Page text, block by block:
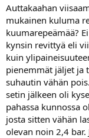
u
n
a
l
o
t
t
a
j
a
i
v
ä
Auttakaahan
mukainen kuluma
kuumarepeämää?
kynsin revittyä eli
kuin
pienemmät jäljet ja
suhautin vähän
setin jälkeen oli
pahassa kunnossa
josta sitten vähän
olevan noin 2,4 bar.